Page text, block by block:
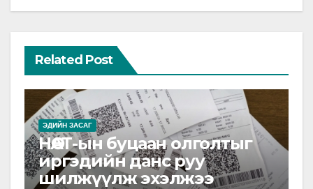
Related Post
ЭДИЙН ЗАСАГ
НӨАТ-ын буцаан олголтыг
иргэдийн данс руу
шилжүүлж эхэлжээ